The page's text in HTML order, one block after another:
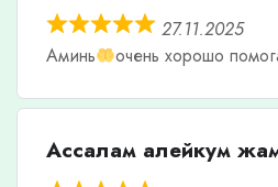
27.11.2025
Аминь
очень хорошо
Ассалам алейкум